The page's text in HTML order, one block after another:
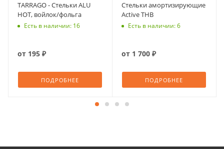
TARRAGO - Стельки ALU
HOT, войлок/фольга
Есть в наличии: 16
от 195 ₽
ПОДРОБНЕЕ
Стельки амортизирующие
Active THB
Есть в наличии: 6
от 1 700 ₽
ПОДРОБНЕЕ